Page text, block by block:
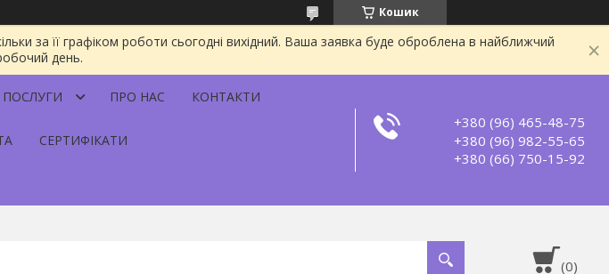
Кошик
за її графіком роботи сьогодні вихідний. Ваша заявка буде оброблена в найближчий
день.
ПРО НАС КОНТАКТИ
СЕРТИФІКАТИ
+380 (96) 465-48-75
+380 (96) 982-55-65
+380 (66) 750-15-92